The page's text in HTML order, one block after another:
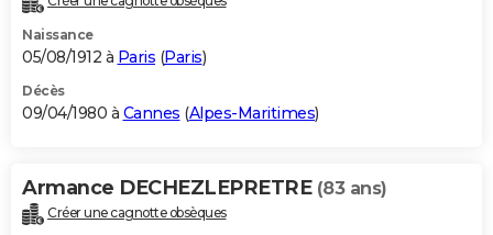
Naissance
05/08/1912 à Paris (Paris)
Décès
09/04/1980 à Cannes (Alpes-Maritimes)
Armance DECHEZLEPRETRE (83 ans)
Créer une cagnotte obsèques